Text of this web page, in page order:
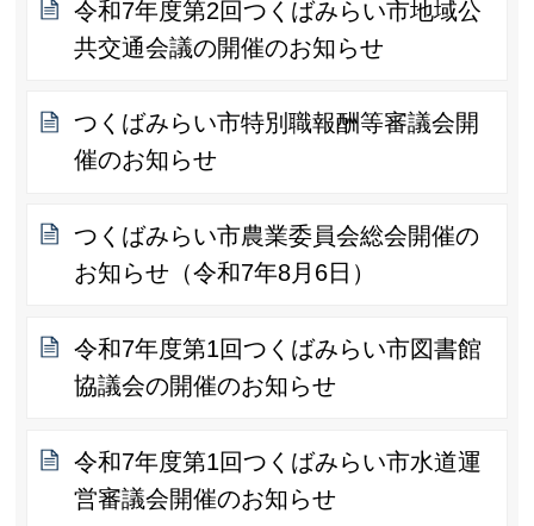
令和7年度第2回つくばみらい市地域公
共交通会議の開催のお知らせ
つくばみらい市特別職報酬等審議会開
催のお知らせ
つくばみらい市農業委員会総会開催の
お知らせ（令和7年8月6日）
令和7年度第1回つくばみらい市図書館
協議会の開催のお知らせ
令和7年度第1回つくばみらい市水道運
営審議会開催のお知らせ